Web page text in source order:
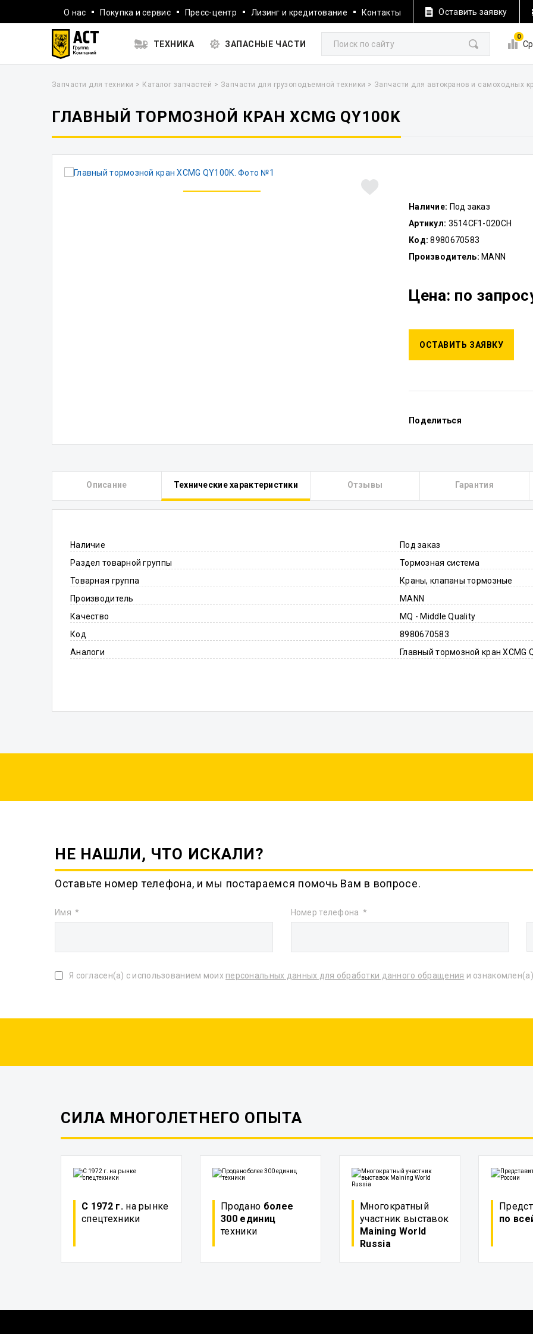
О нас Покупка и сервис Пресс-центр Лизинг и кредитование Контакты Оставить заявку
ТЕХНИКА ЗАПАСНЫЕ ЧАСТИ
0
Запчасти для техники > Каталог запчастей > Запчасти для грузоподъемной техники > Запчасти для автокранов и самоходных
ГЛАВНЫЙ ТОРМОЗНОЙ КРАН XCMG QY100K
Наличие: Под заказ
Артикул: 3514CF1-020CH
Код: 8980670583
Производитель: MANN
Цена: по
ОСТАВИТЬ ЗАЯВКУ
Поделиться
Описание Технические характеристики Отзывы Гарантия
Наличие
Под заказ
Раздел товарной группы
Тормозная система
Товарная группа
Краны, клапаны тормозные
Производитель
MANN
Качество
MQ - Middle Quality
Код
8980670583
Аналоги
Главный тормозной кран XCMG
НЕ НАШЛИ, ЧТО ИСКАЛИ?
Оставьте номер телефона, и мы постараемся помочь Вам в вопросе.
Имя Номер телефона
Я согласен(а) с использованием моих персональных данных для обработки данного обращения и
СИЛА МНОГОЛЕТНЕГО ОПЫТА
С 1972 г.на рынке
спецтехники
Продано более
300 единиц
техники
Многократный
участник выставок
Maining World
Russia
по